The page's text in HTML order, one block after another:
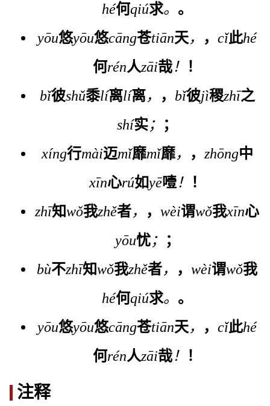
hé何qiú求。 。
yōu悠yōu悠cāng苍tiān天， ， cǐ此hé
何rén人zāi哉！
！
bǐ彼shǔ黍lí离lí离， ， bǐ彼jì稷zhī之
shí实；
；
xíng行mài迈mǐ靡mǐ靡， ， zhōng中
xīn心rú如yē噎！
！
zhī知wǒ我zhě者， ， wèi谓wǒ我xīn心
yōu忧；
；
bù不zhī知wǒ我zhě者， ， wèi谓wǒ我
hé何qiú求。 。
yōu悠yōu悠cāng苍tiān天， ， cǐ此hé
何rén人zāi哉！ ！
注释